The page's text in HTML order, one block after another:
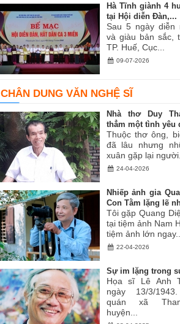
Hà Tĩnh giành 4
tại Hội diễn Đàn,...
Sau 5 ngày diễn
và giàu bản sắc,
TP. Huế, Cục...
09-07-2026
CHÂN DUNG VĂN NGHỆ SĨ
Nhà thơ Duy
thẳm một tình yêu
Thuộc thơ ông,
đã lâu nhưng
xuân gặp lại
24-04-2026
Nhiếp ảnh gia
Con Tằm lặng lẽ
Tôi gặp Quang
tại tiệm ảnh Nam
tiệm ảnh lớn ngay...
22-04-2026
Sự im lặng trong
Họa sĩ Lê Anh
ngày 13/3/
quán xã
huyện...